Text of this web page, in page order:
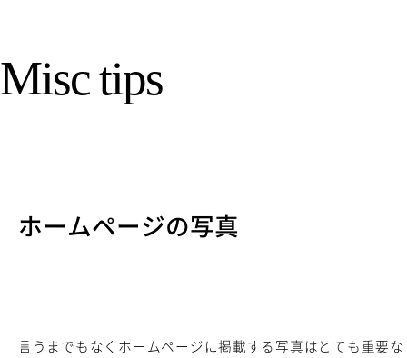
Misc tips
ホームページの写真
言うまでもなくホームページに掲載する写真はとても重要な